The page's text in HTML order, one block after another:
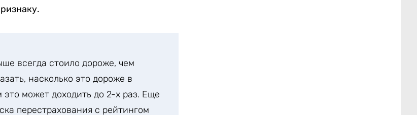
всегда стоило дороже, чем
насколько это дороже в
может доходить до 2-х раз. Еще
перестрахования с рейтингом